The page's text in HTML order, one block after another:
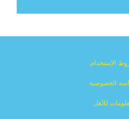
الإستخدام
الخصوصية
للأهل